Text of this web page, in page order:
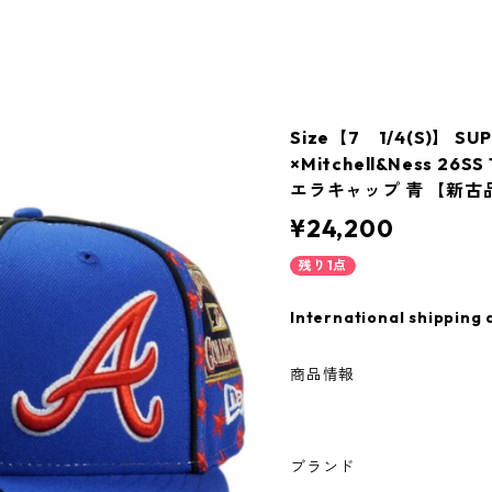
Size【7 1/4(S)】
×Mitchell&Ness 26SS
エラキャップ 青 【新
¥24,200
残り1点
International shipping
商品情報
ブランド